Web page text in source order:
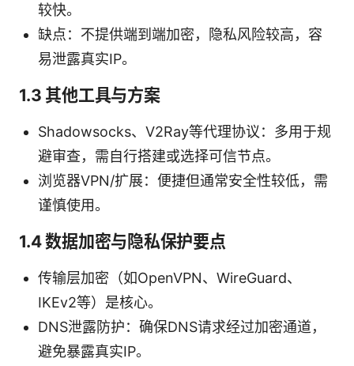
较快。
缺点：不提供端到端加密，隐私风险较高，容
易泄露真实IP。
1.3 其他工具与方案
Shadowsocks、V2Ray等代理协议：多用于规
避审查，需自行搭建或选择可信节点。
浏览器VPN/扩展：便捷但通常安全性较低，需
谨慎使用。
1.4 数据加密与隐私保护要点
传输层加密（如OpenVPN、WireGuard、
IKEv2等）是核心。
DNS泄露防护：确保DNS请求经过加密通道，
避免暴露真实IP。